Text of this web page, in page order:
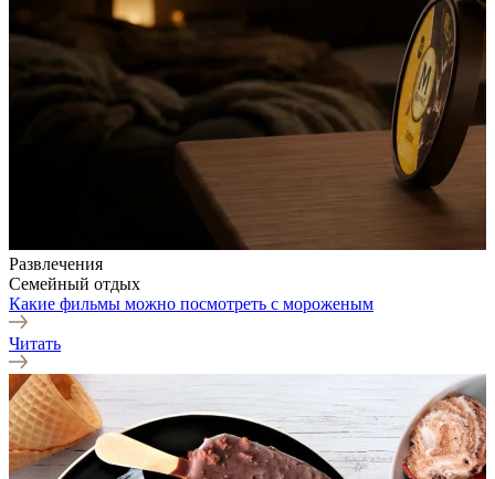
Развлечения
Семейный отдых
Какие фильмы можно посмотреть с мороженым
Читать